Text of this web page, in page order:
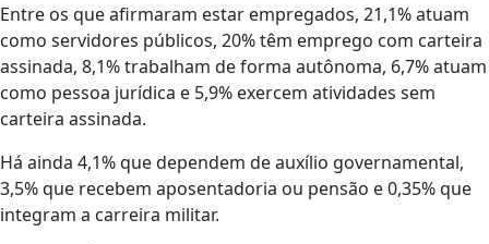
Entre os que afirmaram estar empregados, 21,1% atuam
como servidores públicos, 20% têm emprego com carteira
assinada, 8,1% trabalham de forma autônoma, 6,7% atuam
como pessoa jurídica e 5,9% exercem atividades sem
carteira assinada.
Há ainda 4,1% que dependem de auxílio governamental,
3,5% que recebem aposentadoria ou pensão e 0,35% que
integram a carreira militar.